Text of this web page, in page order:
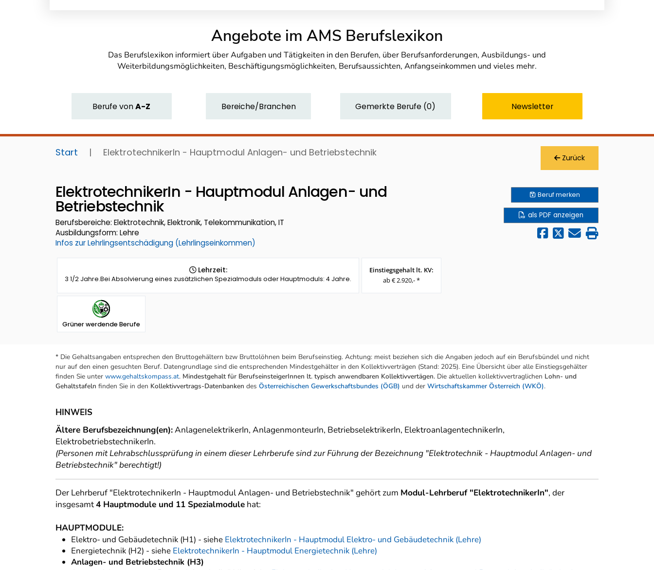
Angebote im AMS Berufslexikon
Das Berufslexikon informiert über Aufgaben und Tätigkeiten in den Berufen, über Berufsanforderungen, Ausbildungs- und
Weiterbildungsmöglichkeiten, Beschäftigungsmöglichkeiten, Berufsaussichten, Anfangseinkommen und vieles mehr.
BerufevonA-Z Bereiche/Branchen Gemerkte Berufe (0) Newsletter
Start | ElektrotechnikerIn - Hauptmodul Anlagen- und Betriebstechnik Zurück
ElektrotechnikerIn - Hauptmodul Anlagen- und
Betriebstechnik
Berufsbereiche: Elektrotechnik, Elektronik, Telekommunikation, IT
Ausbildungsform: Lehre
Infos zur Lehrlingsentschädigung (Lehrlingseinkommen)
Lehrzeit:
3 1/2 Jahre.Bei Absolvierung eines zusätzlichen Spezialmoduls oder Hauptmoduls: 4 Jahre.
Einstiegsgehalt lt. KV:
ab € 2.920,- *
Grüner werdende Berufe
Berufmerken
als PDF anzeigen
* Die Gehaltsangaben entsprechen den Bruttogehältern bzw Bruttolöhnen beim Berufseinstieg. Achtung: meist beziehen sich die Angaben jedoch auf ein Berufsbündel und nicht
nur auf den einen gesuchten Beruf. Datengrundlage sind die entsprechenden Mindestgehälter in den Kollektivverträgen (Stand: 2025). Eine Übersicht über alle Einstiegsgehälter
finden Sie unter www.gehaltskompass.at. Mindestgehalt für BerufseinsteigerInnen lt. typisch anwendbaren Kollektivvertägen. Die aktuellen kollektivvertraglichen Lohn- und
Gehaltstafeln finden Sie in den Kollektivvertrags-Datenbanken des Österreichischen Gewerkschaftsbundes (ÖGB) und der Wirtschaftskammer Österreich (WKÖ).
HINWEIS
Ältere Berufsbezeichnung(en):AnlagenelektrikerIn, AnlagenmonteurIn, BetriebselektrikerIn, ElektroanlagentechnikerIn,
ElektrobetriebstechnikerIn.
(Personen mit Lehrabschlussprüfung in einem dieser Lehrberufe sind zur Führung der Bezeichnung "Elektrotechnik - Hauptmodul Anlagen- und
Betriebstechnik" berechtigt!)
Der Lehrberuf "ElektrotechnikerIn - Hauptmodul Anlagen- und Betriebstechnik" gehört zum Modul-Lehrberuf "ElektrotechnikerIn", der
insgesamt4 Hauptmodule und 11 Spezialmodule hat:
HAUPTMODULE:
Elektro- und Gebäudetechnik (H1) - siehe ElektrotechnikerIn - Hauptmodul Elektro- und Gebäudetechnik (Lehre)
Energietechnik (H2) - siehe ElektrotechnikerIn - Hauptmodul Energietechnik (Lehre)
Anlagen- und Betriebstechnik (H3)